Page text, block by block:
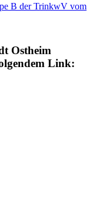
B der TrinkwV vom
Ostheim
Link: